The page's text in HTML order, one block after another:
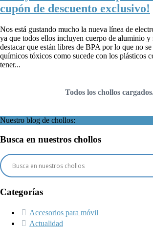
cupón de descuento exclusivo!
Nos está gustando mucho la nueva línea de
ya que todos ellos incluyen cuerpo de aluminio y
destacar que están libres de BPA por lo que no
químicos tóxicos como sucede con los plásticos
tener...
Todos los chollos
Nuestro blog de chollos:
Busca en nuestros chollos
Categorías
Accesorios para móvil
Actualidad